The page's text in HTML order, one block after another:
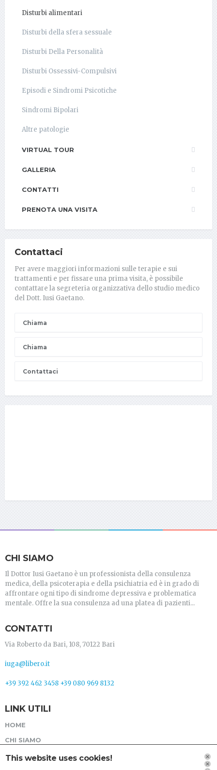
Disturbi alimentari
Disturbi della sfera sessuale
Disturbi Della Personalità
Disturbi Ossessivi-Compulsivi
Episodi e Sindromi Psicotiche
Sindromi Bipolari
Altre patologie
VIRTUAL TOUR
GALLERIA
CONTATTI
PRENOTA UNA VISITA
Contattaci
Per avere maggiori informazioni sulle terapie e sui
trattamenti e per fissare una prima visita, è possibile
contattare la segreteria organizzativa dello studio medico
del Dott. Iusi Gaetano.
Chiama
Chiama
Contattaci
CHI SIAMO
Il Dottor Iusi Gaetano è un professionista della consulenza
medica, della psicoterapia e della psichiatria ed è in grado di
affrontare ogni tipo di sindrome depressiva e problematica
mentale. Offre la sua consulenza ad una platea di pazienti...
CONTATTI
Via Roberto da Bari, 108, 70122 Bari
iuga@libero.it
+39 392 462 3458 +39 080 969 8132
LINK UTILI
HOME
CHI SIAMO
SERVIZI
This website uses cookies!